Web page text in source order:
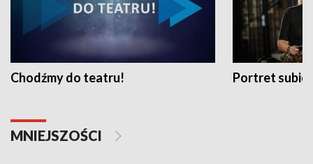
Chodźmy do teatru! Portret
MNIEJSZOŚCI